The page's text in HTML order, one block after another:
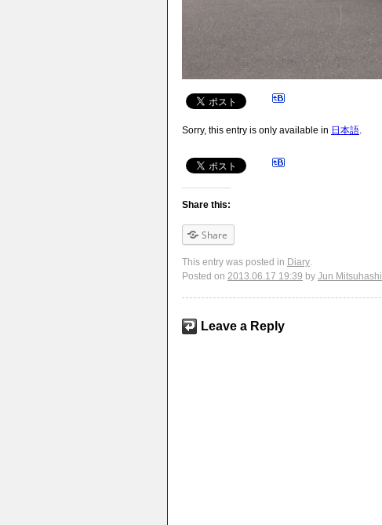
Sorry, this entry is only available in 日本語.
Share this:
Share
This entry was posted in Diary.
Posted on 2013.06.17 19:39 by Jun Mitsuhashi
Leave a Reply